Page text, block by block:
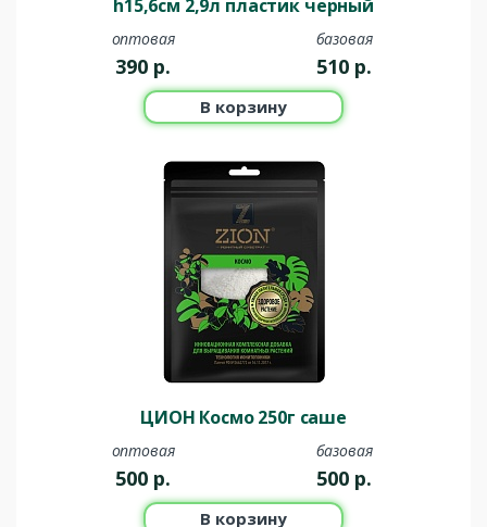
h15,6см 2,9л пластик черный
оптовая
390 р.
базовая
510 р.
В корзину
ЦИОН Космо 250г саше
оптовая
500 р.
базовая
500 р.
В корзину